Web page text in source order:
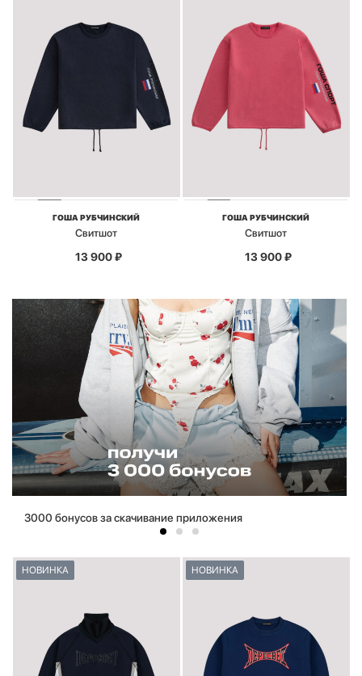
ГОША РУБЧИНСКИЙ
Свитшот
13 900₽
ГОША РУБЧИНСКИЙ
Свитшот
13 900₽
3000 бонусов за скачивание приложения
НОВИНКА НОВИНКА